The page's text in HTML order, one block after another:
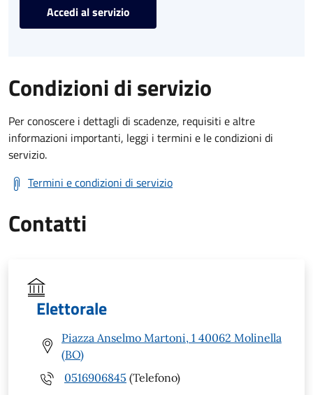
Accedi al servizio
Condizioni di servizio
Per conoscere i dettagli di scadenze, requisiti e altre
informazioni importanti, leggi i termini e le condizioni di
servizio.
Termini e condizioni di servizio
Contatti
Elettorale
Piazza Anselmo Martoni, 1 40062 Molinella
(BO)
0516906845 (Telefono)